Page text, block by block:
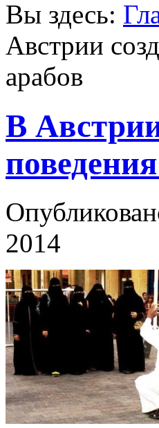
Вы здесь:
Австрии
арабов
В
2014